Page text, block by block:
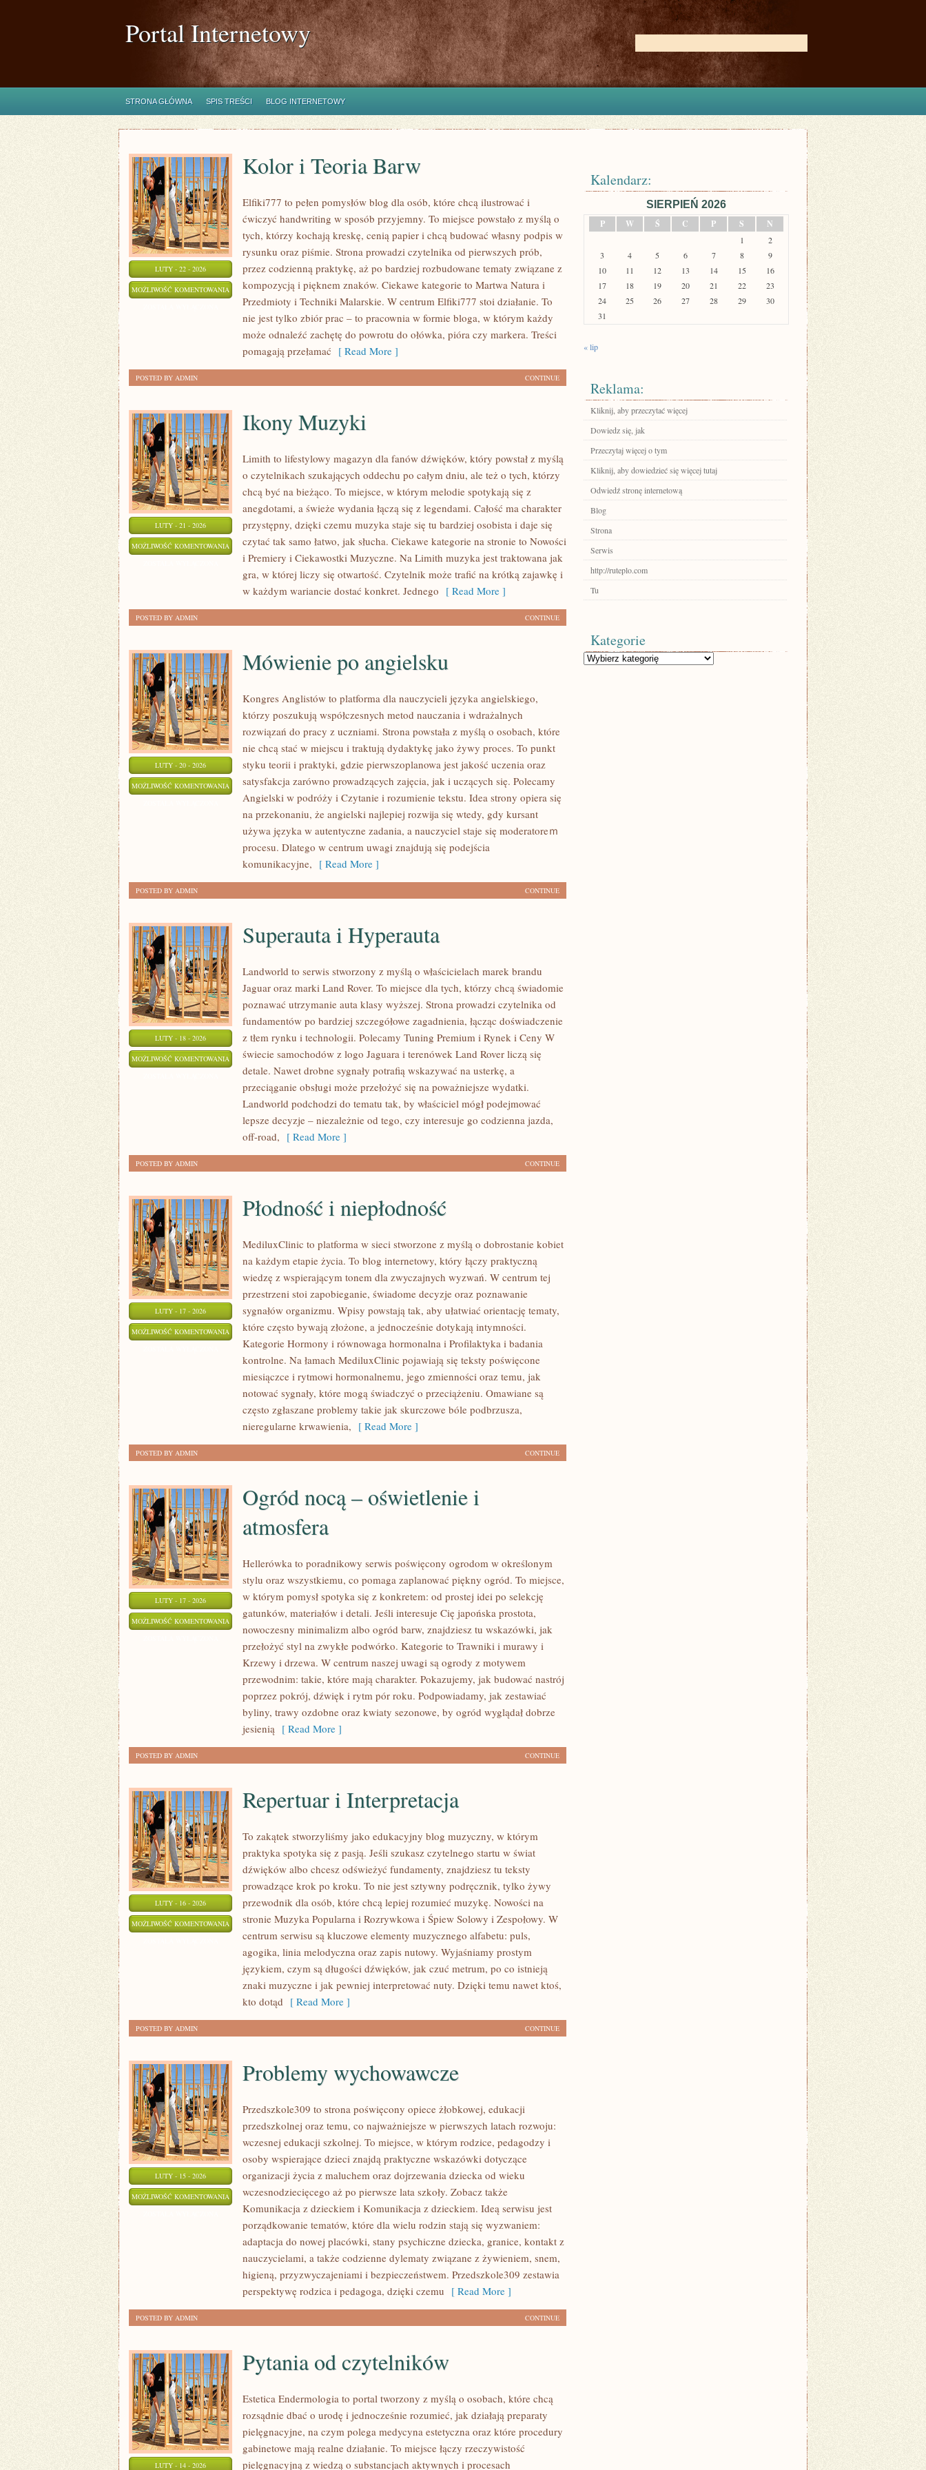
Portal Internetowy
STRONA GŁÓWNA SPIS TREŚCI BLOG INTERNETOWY
LUTY - 22 - 2026
MOŻLIWOŚĆ KOMENTOWANIA KOLOR
TEORIA
BARW
Kolor i Teoria Barw
Elfiki777 to pełen pomysłów blog dla osób, które chcą ilustrować i
ćwiczyć handwriting w sposób przyjemny. To miejsce powstało z myślą o
tych, którzy kochają kreskę, cenią papier i chcą budować własny podpis w
rysunku oraz piśmie. Strona prowadzi czytelnika od pierwszych prób,
przez codzienną praktykę, aż po bardziej rozbudowane tematy związane z
kompozycją i pięknem znaków. Ciekawe kategorie to Martwa Natura i
Przedmioty i Techniki Malarskie. W centrum Elfiki777 stoi działanie. To
nie jest tylko zbiór prac – to pracownia w formie bloga, w którym każdy
może odnaleźć zachętę do powrotu do ołówka, pióra czy markera. Treści
pomagają przełamać [ Read More ]
CONTINUE
POSTED BY ADMIN
LUTY - 21 - 2026
MOŻLIWOŚĆ KOMENTOWANIA IKONY
MUZYKI
Ikony Muzyki
Limith to lifestylowy magazyn dla fanów dźwięków, który powstał z myślą
o czytelnikach szukających oddechu po całym dniu, ale też o tych, którzy
chcą być na bieżąco. To miejsce, w którym melodie spotykają się z
anegdotami, a świeże wydania łączą się z legendami. Całość ma charakter
przystępny, dzięki czemu muzyka staje się tu bardziej osobista i daje się
czytać tak samo łatwo, jak słucha. Ciekawe kategorie na stronie to Nowości
i Premiery i Ciekawostki Muzyczne. Na Limith muzyka jest traktowana jak
gra, w której liczy się otwartość. Czytelnik może trafić na krótką zajawkę i
w każdym wariancie dostać konkret. Jednego [ Read More ]
CONTINUE
POSTED BY ADMIN
LUTY - 20 - 2026
MOŻLIWOŚĆ KOMENTOWANIA MÓWIENIE
ANGIELSKU
Mówienie po angielsku
Kongres Anglistów to platforma dla nauczycieli języka angielskiego,
którzy poszukują współczesnych metod nauczania i wdrażalnych
rozwiązań do pracy z uczniami. Strona powstała z myślą o osobach, które
nie chcą stać w miejscu i traktują dydaktykę jako żywy proces. To punkt
styku teorii i praktyki, gdzie pierwszoplanowa jest jakość uczenia oraz
satysfakcja zarówno prowadzących zajęcia, jak i uczących się. Polecamy
Angielski w podróży i Czytanie i rozumienie tekstu. Idea strony opiera się
na przekonaniu, że angielski najlepiej rozwija się wtedy, gdy kursant
używa języka w autentyczne zadania, a nauczyciel staje się moderatoreｍ
procesu. Dlatego w centrum uwagi znajdują się podejścia
komunikacyjne, [ Read More ]
CONTINUE
POSTED BY ADMIN
LUTY - 18 - 2026
MOŻLIWOŚĆ KOMENTOWANIA SUPERAUTA
HYPERAUTA
Superauta i Hyperauta
Landworld to serwis stworzony z myślą o właścicielach marek brandu
Jaguar oraz marki Land Rover. To miejsce dla tych, którzy chcą świadomie
poznawać utrzymanie auta klasy wyższej. Strona prowadzi czytelnika od
fundamentów po bardziej szczegółowe zagadnienia, łącząc doświadczenie
z tłem rynku i technologii. Polecamy Tuning Premium i Rynek i Ceny W
świecie samochodów z logo Jaguara i terenówek Land Rover liczą się
detale. Nawet drobne sygnały potrafią wskazywać na usterkę, a
przeciąganie obsługi może przełożyć się na poważniejsze wydatki.
Landworld podchodzi do tematu tak, by właściciel mógł podejmować
lepsze decyzje – niezależnie od tego, czy interesuje go codzienna jazda,
off-road, [ Read More ]
CONTINUE
POSTED BY ADMIN
LUTY - 17 - 2026
MOŻLIWOŚĆ KOMENTOWANIA PŁODNOŚĆ
NIEPŁODNOŚĆ
Płodność i niepłodność
MediluxClinic to platforma w sieci stworzone z myślą o dobrostanie kobiet
na każdym etapie życia. To blog internetowy, który łączy praktyczną
wiedzę z wspierającym tonem dla zwyczajnych wyzwań. W centrum tej
przestrzeni stoi zapobieganie, świadome decyzje oraz poznawanie
sygnałów organizmu. Wpisy powstają tak, aby ułatwiać orientację tematy,
które często bywają złożone, a jednocześnie dotykają intymności.
Kategorie Hormony i równowaga hormonalna i Profilaktyka i badania
kontrolne. Na łamach MediluxClinic pojawiają się teksty poświęcone
miesiączce i rytmowi hormonalnemu, jego zmienności oraz temu, jak
notować sygnały, które mogą świadczyć o przeciążeniu. Omawiane są
często zgłaszane problemy takie jak skurczowe bóle podbrzusza,
nieregularne krwawienia, [ Read More ]
CONTINUE
POSTED BY ADMIN
LUTY - 17 - 2026
MOŻLIWOŚĆ KOMENTOWANIA OGRÓD
OŚWIETLENIE
Ogród nocą – oświetlenie i
atmosfera
Hellerówka to poradnikowy serwis poświęcony ogrodom w określonym
stylu oraz wszystkiemu, co pomaga zaplanować piękny ogród. To miejsce,
w którym pomysł spotyka się z konkretem: od prostej idei po selekcję
gatunków, materiałów i detali. Jeśli interesuje Cię japońska prostota,
nowoczesny minimalizm albo ogród barw, znajdziesz tu wskazówki, jak
przełożyć styl na zwykłe podwórko. Kategorie to Trawniki i murawy i
Krzewy i drzewa. W centrum naszej uwagi są ogrody z motywem
przewodnim: takie, które mają charakter. Pokazujemy, jak budować nastrój
poprzez pokrój, dźwięk i rytm pór roku. Podpowiadamy, jak zestawiać
byliny, trawy ozdobne oraz kwiaty sezonowe, by ogród wyglądał dobrze
jesienią [ Read More ]
CONTINUE
POSTED BY ADMIN
LUTY - 16 - 2026
MOŻLIWOŚĆ KOMENTOWANIA REPERTUAR
INTERPRETACJA
Repertuar i Interpretacja
To zakątek stworzyliśmy jako edukacyjny blog muzyczny, w którym
praktyka spotyka się z pasją. Jeśli szukasz czytelnego startu w świat
dźwięków albo chcesz odświeżyć fundamenty, znajdziesz tu teksty
prowadzące krok po kroku. To nie jest sztywny podręcznik, tylko żywy
przewodnik dla osób, które chcą lepiej rozumieć muzykę. Nowości na
stronie Muzyka Popularna i Rozrywkowa i Śpiew Solowy i Zespołowy. W
centrum serwisu są kluczowe elementy muzycznego alfabetu: puls,
agogika, linia melodyczna oraz zapis nutowy. Wyjaśniamy prostym
językiem, czym są długości dźwięków, jak czuć metrum, po co istnieją
znaki muzyczne i jak pewniej interpretować nuty. Dzięki temu nawet ktoś,
kto dotąd [ Read More ]
CONTINUE
POSTED BY ADMIN
LUTY - 15 - 2026
MOŻLIWOŚĆ KOMENTOWANIA PROBLEMY
WYCHOWAWCZE
Problemy wychowawcze
Przedszkole309 to strona poświęcony opiece żłobkowej, edukacji
przedszkolnej oraz temu, co najważniejsze w pierwszych latach rozwoju:
wczesnej edukacji szkolnej. To miejsce, w którym rodzice, pedagodzy i
osoby wspierające dzieci znajdą praktyczne wskazówki dotyczące
organizacji życia z maluchem oraz dojrzewania dziecka od wieku
wczesnodziecięcego aż po pierwsze lata szkoły. Zobacz także
Komunikacja z dzieckiem i Komunikacja z dzieckiem. Ideą serwisu jest
porządkowanie tematów, które dla wielu rodzin stają się wyzwaniem:
adaptacja do nowej placówki, stany psychiczne dziecka, granice, kontakt z
nauczycielami, a także codzienne dylematy związane z żywieniem, snem,
higieną, przyzwyczajeniami i bezpieczeństwem. Przedszkole309 zestawia
perspektywę rodzica i pedagoga, dzięki czemu [ Read More ]
CONTINUE
POSTED BY ADMIN
LUTY - 14 - 2026
Pytania od czytelników
Estetica Endermologia to portal tworzony z myślą o osobach, które chcą
rozsądnie dbać o urodę i jednocześnie rozumieć, jak działają preparaty
pielęgnacyjne, na czym polega medycyna estetyczna oraz które procedury
gabinetowe mają realne działanie. To miejsce łączy rzeczywistość
pielęgnacyjną z wiedzą o substancjach aktywnych i procesach
Kalendarz:
SIERPIEŃ 2026
P
W Ś C P S N
1
2
3
4 5 6 7 8
9
10
11 12 13 14 15
16
17
18 19 20 21 22
23
24
25 26 27 28 29
30
31
« lip
Reklama:
Kliknij, aby przeczytać więcej
Dowiedz się, jak
Przeczytaj więcej o tym
Kliknij, aby dowiedzieć się więcej tutaj
Odwiedź stronę internetową
Blog
Strona
Serwis
http://ruteplo.com
Tu
Kategorie
Kategorie